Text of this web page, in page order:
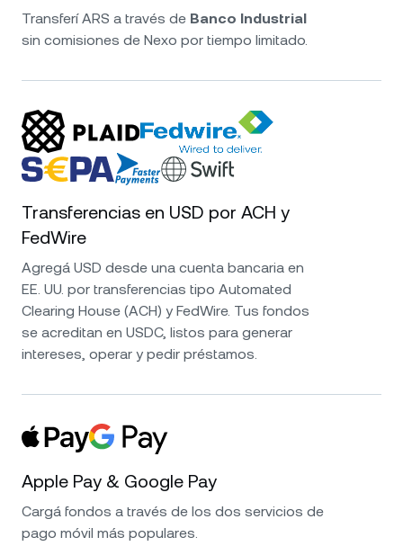
Transferí ARS a través de Banco Industrial
sin comisiones de Nexo por tiempo limitado.
Transferencias en USD por ACH y
FedWire
Agregá USD desde una cuenta bancaria en
EE. UU. por transferencias tipo Automated
Clearing House (ACH) y FedWire. Tus fondos
se acreditan en USDC, listos para generar
intereses, operar y pedir préstamos.
Apple Pay & Google Pay
Cargá fondos a través de los dos servicios de
pago móvil más populares.